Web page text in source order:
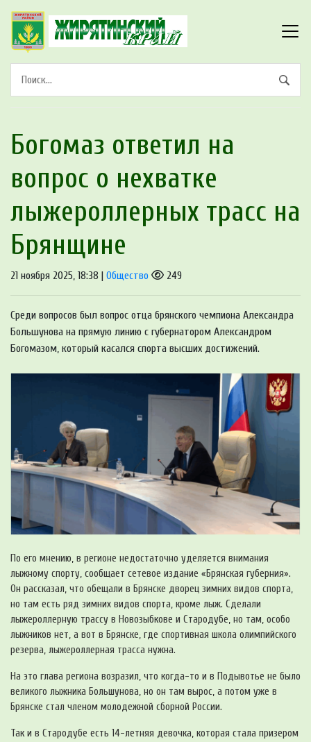
Богомаз ответил на
вопрос о нехватке
лыжероллерных трасс на
Брянщине
21 ноября 2025, 18:38 | Общество 249
Среди вопросов был вопрос отца брянского чемпиона Александра
Большунова на прямую линию с губернатором Александром
Богомазом, который касался спорта высших достижений.
По его мнению, в регионе недостаточно уделяется внимания
лыжному спорту, сообщает сетевое издание «Брянская губерния».
Он рассказал, что обещали в Брянске дворец зимних видов спорта,
но там есть ряд зимних видов спорта, кроме лыж. Сделали
лыжероллерную трассу в Новозыбкове и Стародубе, но там, особо
лыжников нет, а вот в Брянске, где спортивная школа олимпийского
резерва, лыжероллерная трасса нужна.
На это глава региона возразил, что когда-то и в Подывотье не было
великого лыжника Большунова, но он там вырос, а потом уже в
Брянске стал членом молодежной сборной России.
Так и в Стародубе есть 14-летняя девочка, которая стала призером